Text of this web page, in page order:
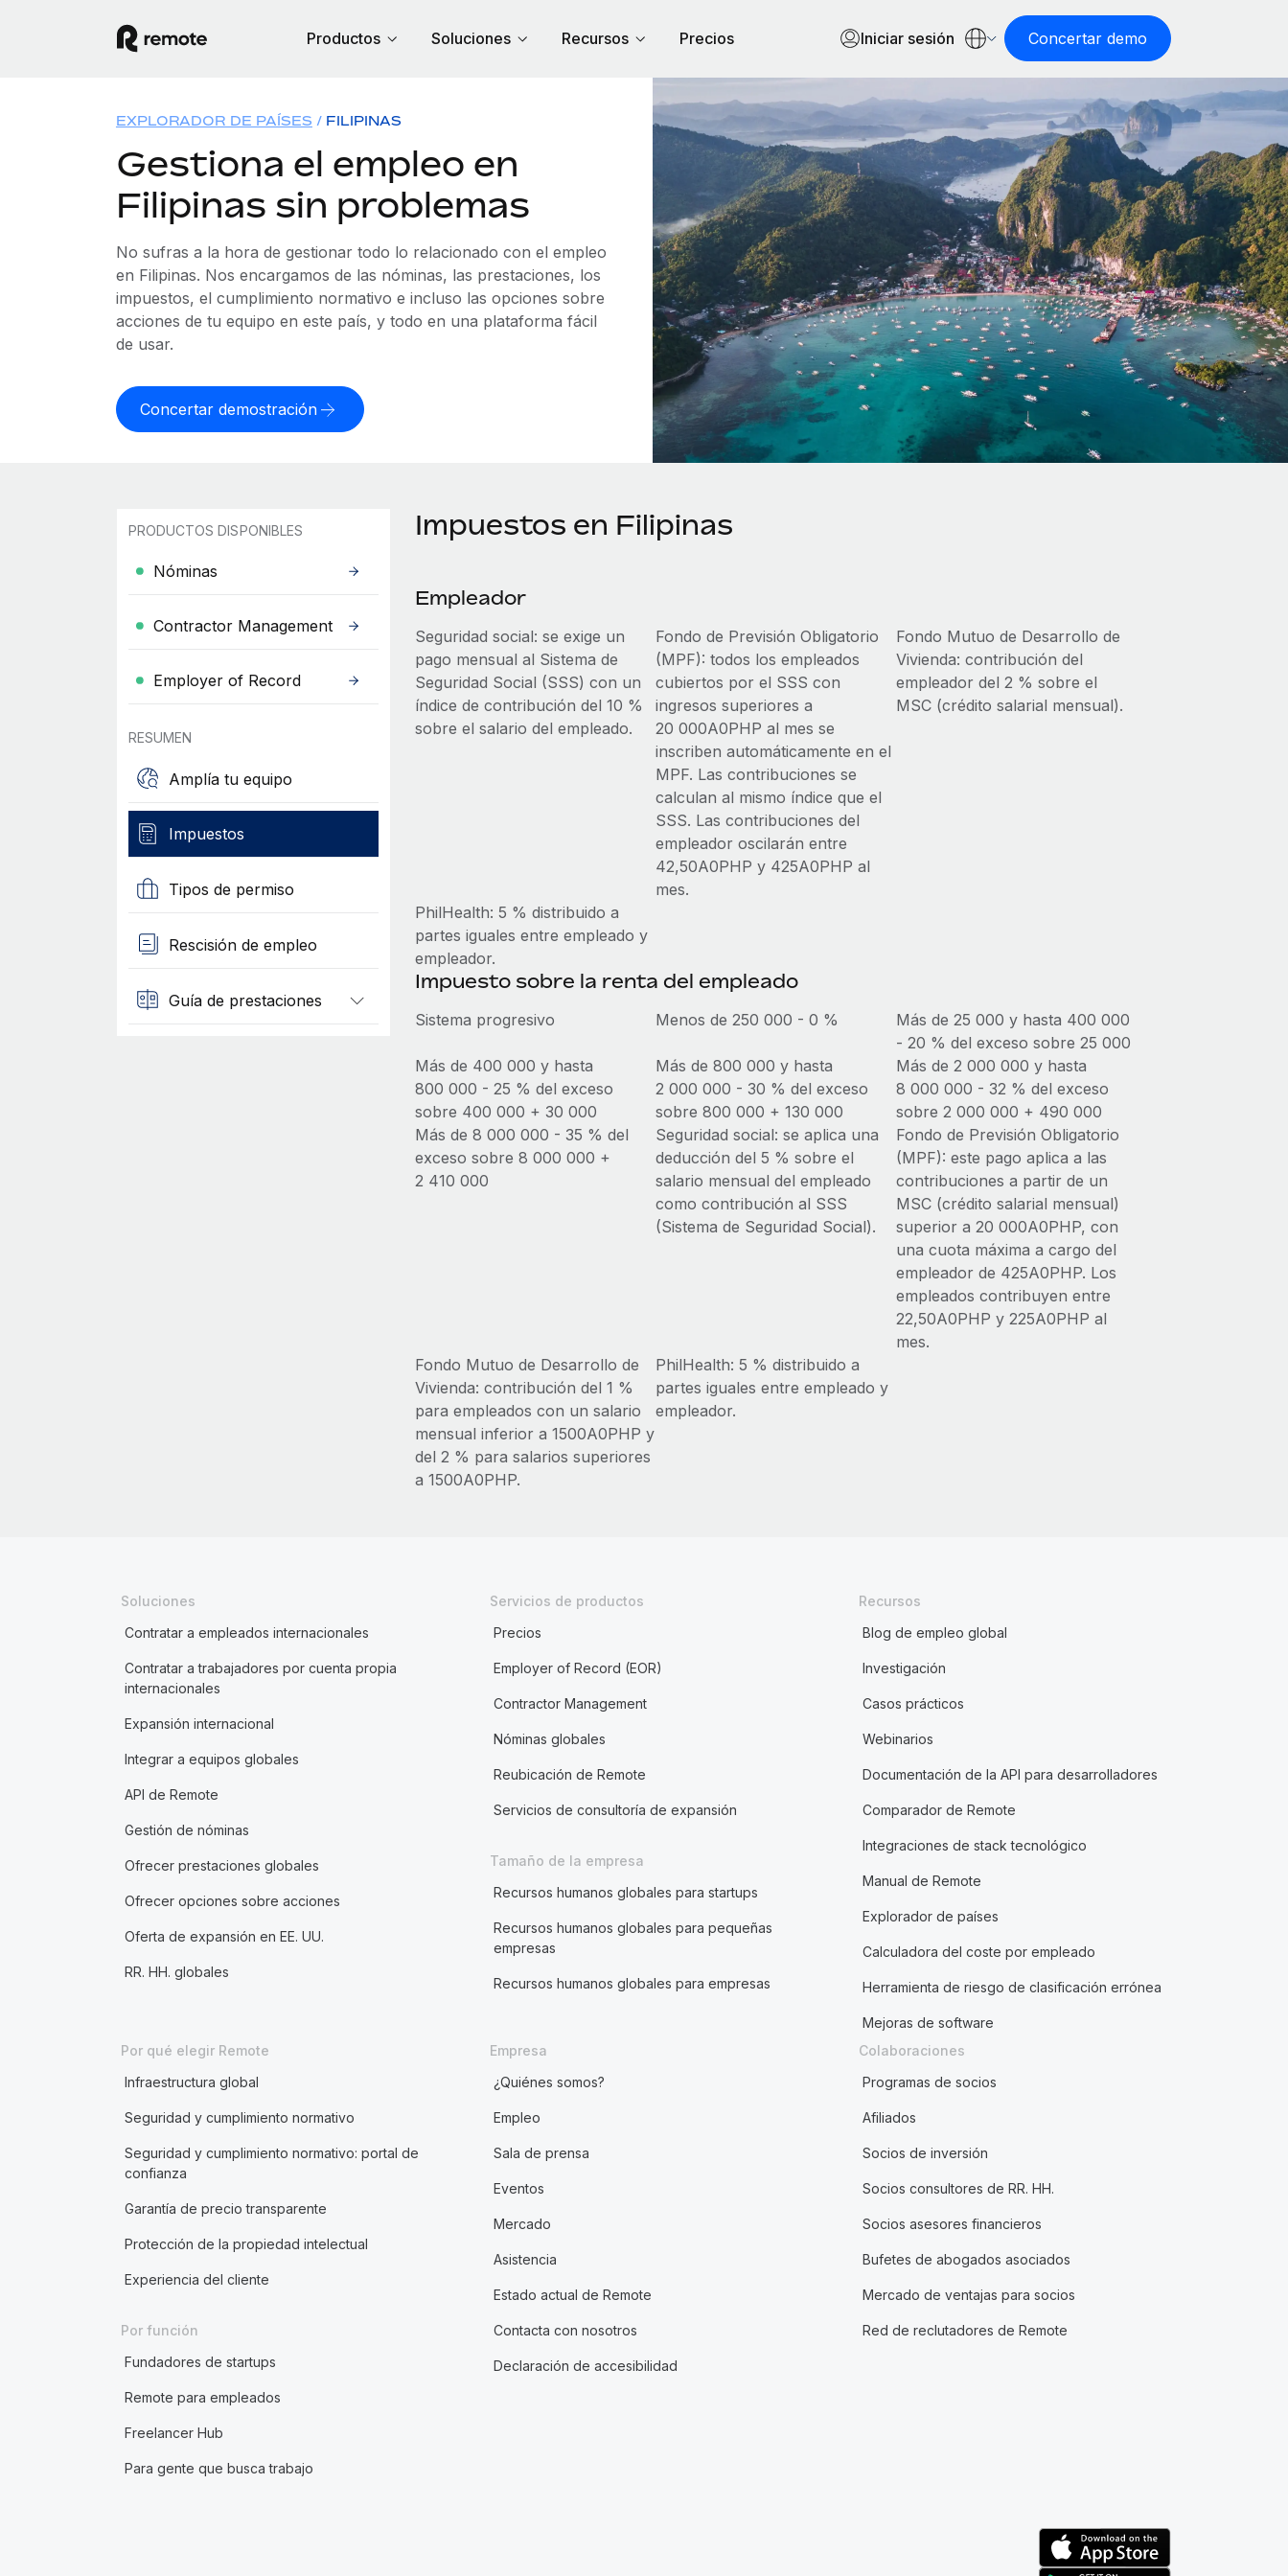
Productos Soluciones Recursos Precios Iniciar sesión Concertar demo
EXPLORADOR DE PAÍSES FILIPINAS
Gestiona el empleo en
Filipinas sin problemas
No sufras a la hora de gestionar todo lo relacionado con el empleo
en Filipinas. Nos encargamos de las nóminas, las prestaciones, los
impuestos, el cumplimiento normativo e incluso las opciones sobre
acciones de tu equipo en este país, y todo en una plataforma fácil
de usar.
Concertar demostración
PRODUCTOS DISPONIBLES
Nóminas
Contractor Management
Employer of Record
RESUMEN
Amplía tu equipo
Impuestos
Tipos de permiso
Rescisión de empleo
Guía de prestaciones
Impuestos en Filipinas
Empleador
Seguridad social: se exige un
pago mensual al Sistema de
Seguridad Social (SSS) con un
índice de contribución del 10 %
sobre el salario del empleado.
Fondo de Previsión Obligatorio
(MPF): todos los empleados
cubiertos por el SSS con
ingresos superiores a
20 000A0PHP al mes se
inscriben automáticamente en el
MPF. Las contribuciones se
calculan al mismo índice que el
SSS. Las contribuciones del
empleador oscilarán entre
42,50A0PHP y 425A0PHP al
mes.
Fondo Mutuo de Desarrollo de
Vivienda: contribución del
empleador del 2 % sobre el
MSC (crédito salarial mensual).
PhilHealth: 5 % distribuido a
partes iguales entre empleado y
empleador.
Impuesto sobre la renta del empleado
Sistema progresivo Menos de 250 000 - 0 %
Más de 25 000 y hasta 400 000
- 20 % del exceso sobre 25 000
Más de 400 000 y hasta
800 000 - 25 % del exceso
sobre 400 000 + 30 000
Más de 800 000 y hasta
2 000 000 - 30 % del exceso
sobre 800 000 + 130 000
Más de 2 000 000 y hasta
8 000 000 - 32 % del exceso
sobre 2 000 000 + 490 000
Más de 8 000 000 - 35 % del
exceso sobre 8 000 000 +
2 410 000
Seguridad social: se aplica una
deducción del 5 % sobre el
salario mensual del empleado
como contribución al SSS
(Sistema de Seguridad Social).
Fondo de Previsión Obligatorio
(MPF): este pago aplica a las
contribuciones a partir de un
MSC (crédito salarial mensual)
superior a 20 000A0PHP, con
una cuota máxima a cargo del
empleador de 425A0PHP. Los
empleados contribuyen entre
22,50A0PHP y 225A0PHP al
mes.
Fondo Mutuo de Desarrollo de
Vivienda: contribución del 1 %
para empleados con un salario
mensual inferior a 1500A0PHP y
del 2 % para salarios superiores
a 1500A0PHP.
PhilHealth: 5 % distribuido a
partes iguales entre empleado y
empleador.
Soluciones
Contratar a empleados internacionales
Contratar a trabajadores por cuenta propia
internacionales
Expansión internacional
Integrar a equipos globales
API de Remote
Gestión de nóminas
Ofrecer prestaciones globales
Ofrecer opciones sobre acciones
Oferta de expansión en EE. UU.
RR. HH. globales
Servicios de productos
Precios
Employer of Record (EOR)
Contractor Management
Nóminas globales
Reubicación de Remote
Servicios de consultoría de expansión
Tamaño de la empresa
Recursos humanos globales para startups
Recursos humanos globales para pequeñas
empresas
Recursos humanos globales para empresas
Recursos
Blog de empleo global
Investigación
Casos prácticos
Webinarios
Documentación de la API para desarrolladores
Comparador de Remote
Integraciones de stack tecnológico
Manual de Remote
Explorador de países
Calculadora del coste por empleado
Herramienta de riesgo de clasificación errónea
Mejoras de software
Por qué elegir Remote
Infraestructura global
Seguridad y cumplimiento normativo
Seguridad y cumplimiento normativo: portal de
confianza
Garantía de precio transparente
Protección de la propiedad intelectual
Experiencia del cliente
Por función
Fundadores de startups
Remote para empleados
Freelancer Hub
Para gente que busca trabajo
Empresa
¿Quiénes somos?
Empleo
Sala de prensa
Eventos
Mercado
Asistencia
Estado actual de Remote
Contacta con nosotros
Declaración de accesibilidad
Colaboraciones
Programas de socios
Afiliados
Socios de inversión
Socios consultores de RR. HH.
Socios asesores financieros
Bufetes de abogados asociados
Mercado de ventajas para socios
Red de reclutadores de Remote